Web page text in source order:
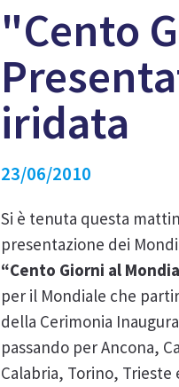
"Cento
iridata
23/06/2010
Si è tenuta questa
presentazione dei
“Cento Giorni al
per il Mondiale che
della Cerimonia
passando per Ancona,
Calabria, Torino, Trieste